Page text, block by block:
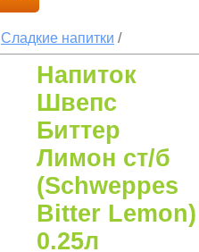
Сладкие напитки /
Напиток
Швепс
Биттер
Лимон ст/б
(Schweppes
Bitter Lemon)
0.25л